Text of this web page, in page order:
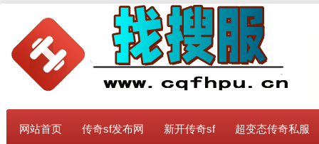
网站首页 传奇sf发布网 新开传奇sf 超变态传奇私服